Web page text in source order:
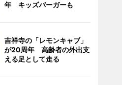
年 キッズバーガーも
吉祥寺の「レモンキャブ」
が20周年 高齢者の外出支
える足として走る